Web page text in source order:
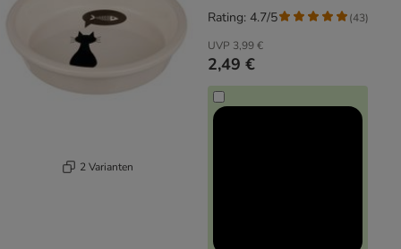
2 Varianten
UVP 3,99 €
2,49 €
Rating: 4.7/5 (43)